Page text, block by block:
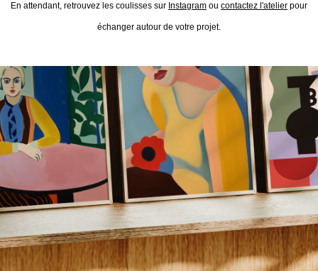
En attendant, retrouvez les coulisses sur Instagram ou contactez l'atelier pour
échanger autour de votre projet.